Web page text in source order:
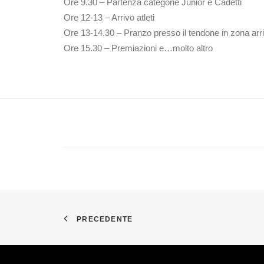
Ore 9.30 – Partenza categorie Junior e Cadetti
Ore 12-13 – Arrivo atleti
Ore 13-14.30 – Pranzo presso il tendone in zona
Ore 15.30 – Premiazioni e…molto altro
PRECEDENTE